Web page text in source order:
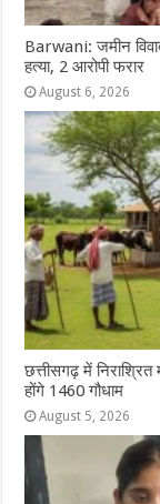
Barwani: जमीन
हत्या, 2 आरोपी फरार
August 6, 2026
छत्तीसगढ़ में
होंगे 1460 गौधाम
August 5, 2026